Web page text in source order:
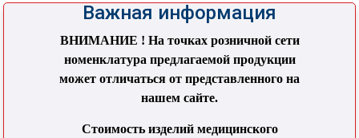
Важная информация
ВНИМАНИЕ ! На точках розничной сети
номенклатура предлагаемой продукции
может отличаться от представленного на
нашем сайте.
Стоимость изделий медицинского